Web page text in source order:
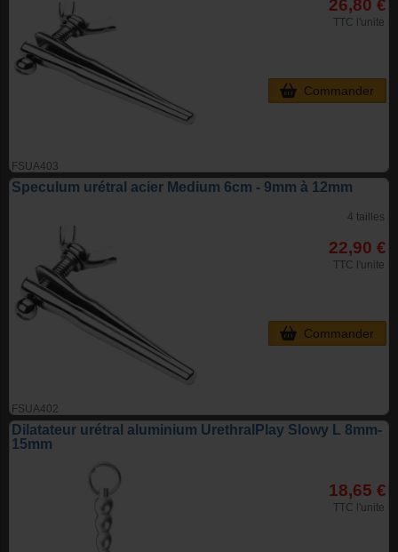
FSUA403
26,80 €
TTC l'unite
Commander
Speculum urétral acier Medium 6cm - 9mm à 12mm
FSUA402
4 tailles
22,90 €
TTC l'unite
Commander
Dilatateur urétral aluminium UrethralPlay Slowy L 8mm-
15mm
18,65 €
TTC l'unite